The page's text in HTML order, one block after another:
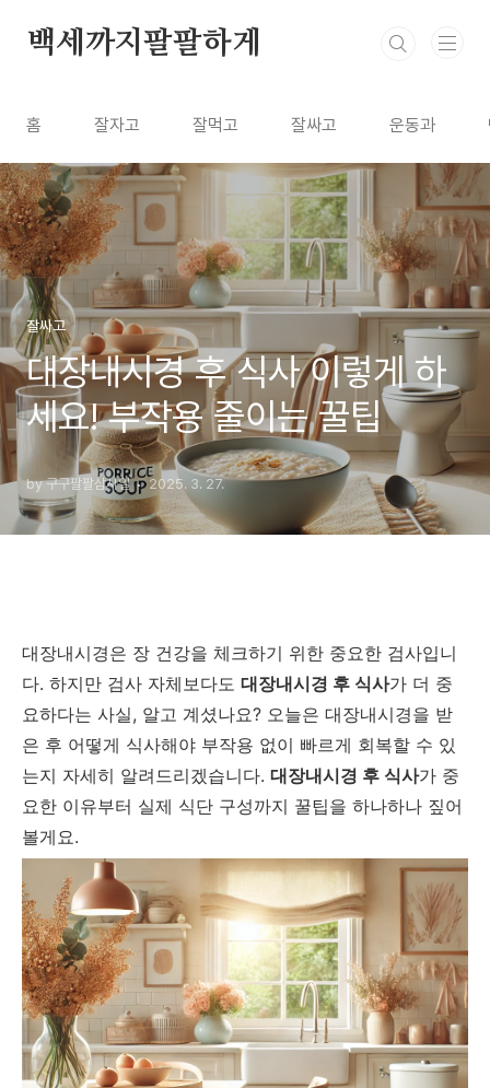
백세까지팔팔하게
홈 잘자고 잘먹고 잘싸고 운동과
잘싸고
대장내시경 후 식사 이렇게 하
세요! 부작용 줄이는 꿀팁
by 구구팔팔삼사일 2025. 3. 27.
대장내시경은 장 건강을 체크하기 위한 중요한 검사입니
다. 하지만 검사 자체보다도 대장내시경 후 식사가 더 중
요하다는 사실, 알고 계셨나요? 오늘은 대장내시경을 받
은 후 어떻게 식사해야 부작용 없이 빠르게 회복할 수 있
는지 자세히 알려드리겠습니다. 대장내시경 후 식사가 중
요한 이유부터 실제 식단 구성까지 꿀팁을 하나하나 짚어
볼게요.